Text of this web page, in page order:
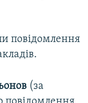
повідомлення
(за